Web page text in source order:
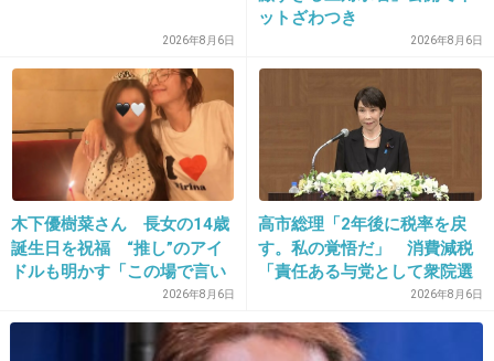
2026年8月6日
ットざわつき
2026年8月6日
木下優樹菜さん 長女の14歳
誕生日を祝福 “推し”のアイ
ドルも明かす「この場で言い
2026年8月6日
高市総理「2年後に税率を戻
す。私の覚悟だ」 消費減税
「責任ある与党として衆院選
公約に掲げ理解賜った」2026年8月6日